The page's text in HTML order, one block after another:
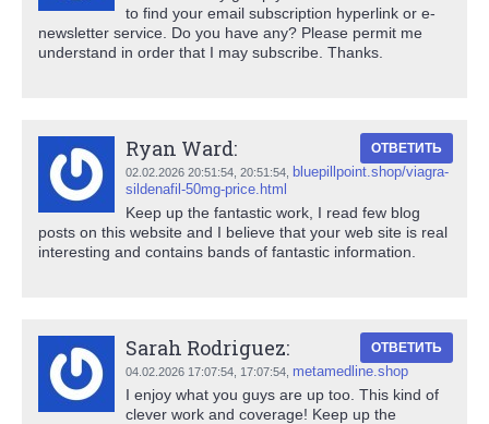
to find your email subscription hyperlink or e-
newsletter service. Do you have any? Please permit me
understand in order that I may subscribe. Thanks.
Ryan Ward:
02.02.2026 20:51:54, 20:51:54
bluepillpoint.shop/viagra-
sildenafil-50mg-price.html
ОТВЕТИТЬ
Keep up the fantastic work, I read few blog
posts on this website and I believe that your web site is real
interesting and contains bands of fantastic information.
Sarah Rodriguez:
04.02.2026 17:07:54, 17:07:54 metamedline.shop
ОТВЕТИТЬ
I enjoy what you guys are up too. This kind of
clever work and coverage! Keep up the